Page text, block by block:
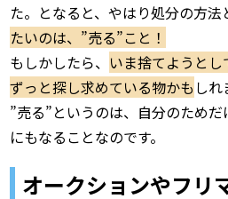
た。となると、やはり処分の方法
たいのは、”売る”こと！
もしかしたら、 いま捨てようと
ずっと探し求めている物かも しれ
”売る”というのは、自分のため
にもなることなのです。
オークションやフリ